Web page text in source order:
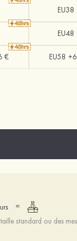
EU38
EU48
€ EU58
=
standard ou des